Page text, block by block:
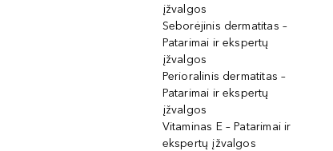
įžvalgos
Seborėjinis dermatitas –
Patarimai ir ekspertų
įžvalgos
Perioralinis dermatitas –
Patarimai ir ekspertų
įžvalgos
Vitaminas E – Patarimai ir
ekspertų įžvalgos